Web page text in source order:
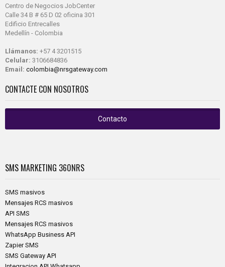
Centro de Negocios JobCenter
Calle 34 B # 65 D 02 oficina 301
Edificio Entrecalles
Medellín - Colombia
Llámanos: +57 4 3201515
Celular: 3106684836
Email: colombia@nrsgateway.com
CONTACTE CON NOSOTROS
Contacto
SMS MARKETING 360NRS
SMS masivos
Mensajes RCS masivos
API SMS
Mensajes RCS masivos
WhatsApp Business API
Zapier SMS
SMS Gateway API